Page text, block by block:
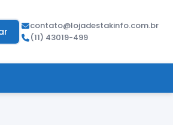
contato@lojadestakinfo.com.br
(11) 43019-499